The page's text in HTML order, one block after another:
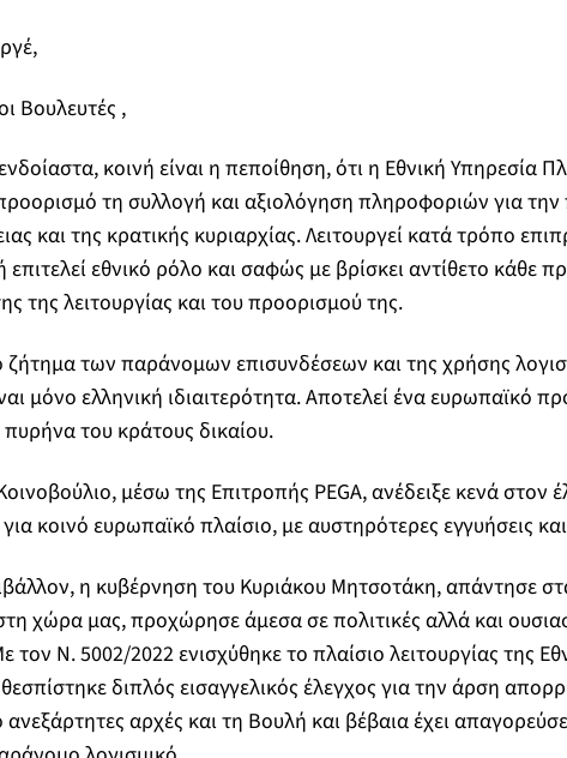
Βουλευτές ,
κοινή είναι η πεποίθηση, ότι η Εθνική Υπηρεσία
τη συλλογή και αξιολόγηση πληροφοριών για
και της κρατικής κυριαρχίας. Λειτουργεί κατά τρόπο
επιτελεί εθνικό ρόλο και σαφώς με βρίσκει αντίθετο κάθε
της λειτουργίας και του προορισμού της.
των παράνομων επισυνδέσεων και της χρήσης
μόνο ελληνική ιδιαιτερότητα. Αποτελεί ένα ευρωπαϊκό
του κράτους δικαίου.
μέσω της Επιτροπής PEGA, ανέδειξε κενά στον
κοινό ευρωπαϊκό πλαίσιο, με αυστηρότερες εγγυήσεις
η κυβέρνηση του Κυριάκου Μητσοτάκη, απάντησε
χώρα μας, προχώρησε άμεσα σε πολιτικές αλλά και
τον Ν. 5002/2022 ενισχύθηκε το πλαίσιο λειτουργίας της
διπλός εισαγγελικός έλεγχος για την άρση
αρχές και τη Βουλή και βέβαια έχει